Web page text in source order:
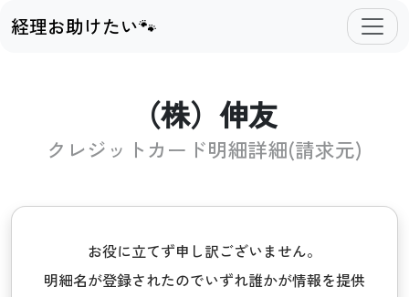
経理お助けたい🐾
（株）伸友
クレジットカード明細詳細(請求元)
お役に立てず申し訳ございません。
明細名が登録されたのでいずれ誰かが情報を提供